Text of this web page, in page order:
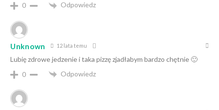
0
Odpowiedz
Unknown 12 lata temu
Lubię zdrowe jedzenie i taka pizzę zjadłabym bardzo chętnie 🙂
0
Odpowiedz